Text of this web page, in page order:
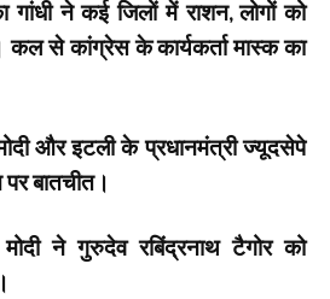
गांधी ने कई जिलों में राशन, लोगों को
कल से कांग्रेस के कार्यकर्ता मास्क का
और इटली के प्रधानमंत्री ज्यूदसेपे
बातचीत।
मोदी ने गुरुदेव रबिंद्रनाथ टैगोर को